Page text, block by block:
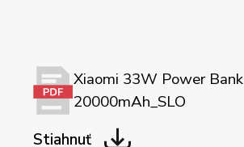
Xiaomi 33W Power Bank
20000mAh_SLO
Stiahnuť